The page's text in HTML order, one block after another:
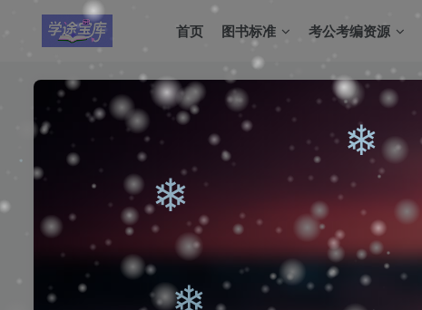
首页 图书标准 考公考编资源
❄
❄